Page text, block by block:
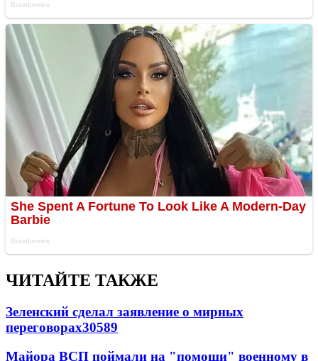
ЧИТАЙТЕ ТАКЖЕ
Зеленский сделал заявление о мирных
переговорах30589
Майора ВСП поймали на "помощи" военному в